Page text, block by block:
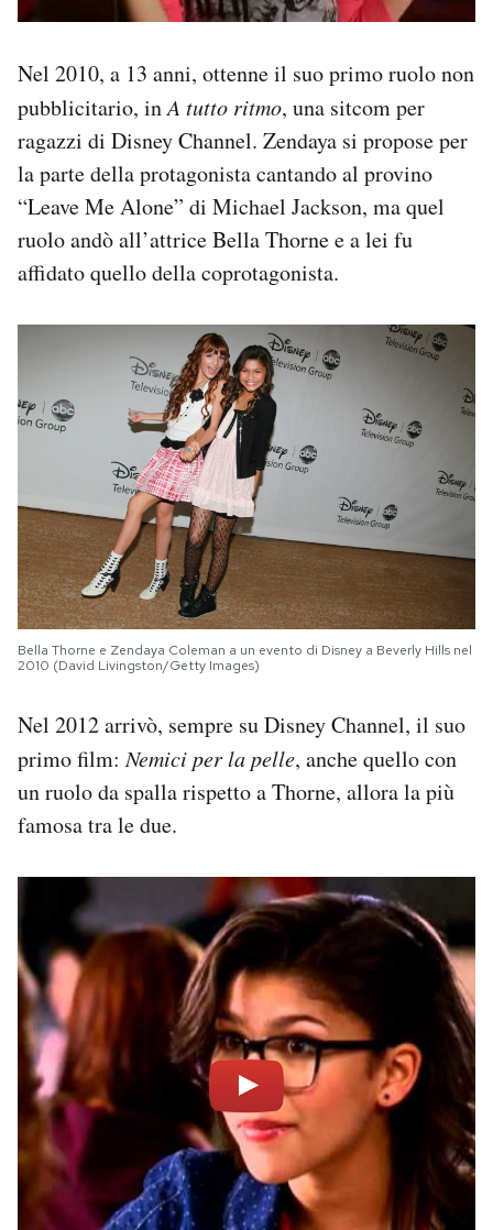
Nel 2010, a 13 anni, ottenne il suo primo ruolo non
pubblicitario, inA tutto ritmo, una sitcom per
ragazzi di Disney Channel. Zendaya si propose per
la parte della protagonista cantando al provino
“Leave Me Alone” di Michael Jackson, ma quel
ruolo andò all’attrice Bella Thorne e a lei fu
affidato quello della coprotagonista.
Bella Thorne e Zendaya Coleman a un evento di Disney a Beverly Hills nel
2010 (David Livingston/Getty Images)
Nel 2012 arrivò, sempre su Disney Channel, il suo
primo film:Nemici per la pelle, anche quello con
un ruolo da spalla rispetto a Thorne, allora la più
famosa tra le due.